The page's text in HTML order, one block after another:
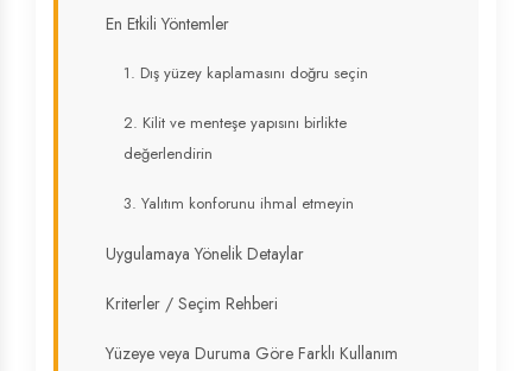
En Etkili Yöntemler
1. Dış yüzey kaplamasını doğru seçin
2. Kilit ve menteşe yapısını birlikte
değerlendirin
3. Yalıtım konforunu ihmal etmeyin
Uygulamaya Yönelik Detaylar
Kriterler / Seçim Rehberi
Yüzeye veya Duruma Göre Farklı Kullanım